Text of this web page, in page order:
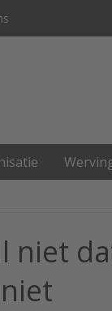
niet